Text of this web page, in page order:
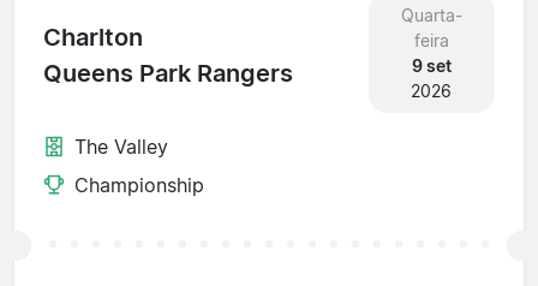
Charlton
Queens Park Rangers
Quarta-
feira
9 set
2026
The Valley
Championship